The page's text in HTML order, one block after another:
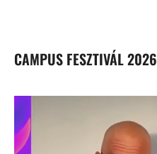
CAMPUS FESZTIVÁL 2026